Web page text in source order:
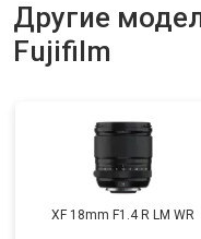
Другие
Fujifilm
XF 18mm F1.4 R LM WR